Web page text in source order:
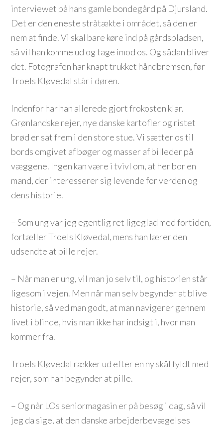
interviewet på hans gamle bondegård på Djursland.
Det er den eneste stråtækte i området, så den er
nem at finde. Vi skal bare køre ind på gårdspladsen,
så vil han komme ud og tage imod os. Og sådan bliver
det. Fotografen har knapt trukket håndbremsen, før
Troels Kløvedal står i døren.
Indenfor har han allerede gjort frokosten klar.
Grønlandske rejer, nye danske kartofler og ristet
brød er sat frem i den store stue. Vi sætter os til
bords omgivet af bøger og masser af billeder på
væggene. Ingen kan være i tvivl om, at her bor en
mand, der interesserer sig levende for verden og
dens historie.
– Som ung var jeg egentlig ret ligeglad med fortiden,
fortæller Troels Kløvedal, mens han lærer den
udsendte at pille rejer.
– Når man er ung, vil man jo selv til, og historien står
ligesom i vejen. Men når man selv begynder at blive
historie, så ved man godt, at man navigerer gennem
livet i blinde, hvis man ikke har indsigt i, hvor man
kommer fra.
Troels Kløvedal rækker ud efter en ny skål fyldt med
rejer, som han begynder at pille.
– Og når LOs seniormagasin er på besøg i dag, så vil
jeg da sige, at den danske arbejderbevægelses